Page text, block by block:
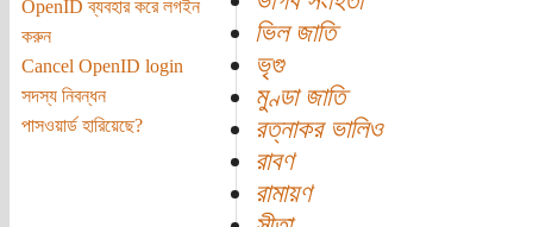
OpenID ব্যবহার করে লগইন
করুন
Cancel OpenID login
সদস্য নিবন্ধন
পাসওয়ার্ড হারিয়েছে?
ভিল জাতি
ভৃগু
মুণ্ডা জাতি
রত্নাকর ভালিও
রাবণ
রামায়ণ